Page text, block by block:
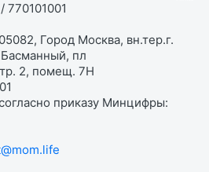
Город Москва, вн.тер.г.
пл
2, помещ. 7Н
приказу Минцифры: